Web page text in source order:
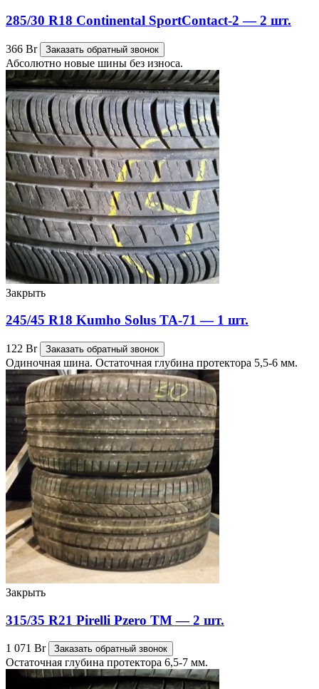
285/30 R18 Continental SportContact-2 — 2 шт.
366 Br Заказать обратный звонок
Абсолютно новые шины без износа.
Закрыть
245/45 R18 Kumho Solus TA-71 — 1 шт.
122 Br Заказать обратный звонок
Одиночная шина. Остаточная глубина протектора 5,5-6 мм.
Закрыть
315/35 R21 Pirelli Pzero TM — 2 шт.
1 071 Br Заказать обратный звонок
Остаточная глубина протектора 6,5-7 мм.